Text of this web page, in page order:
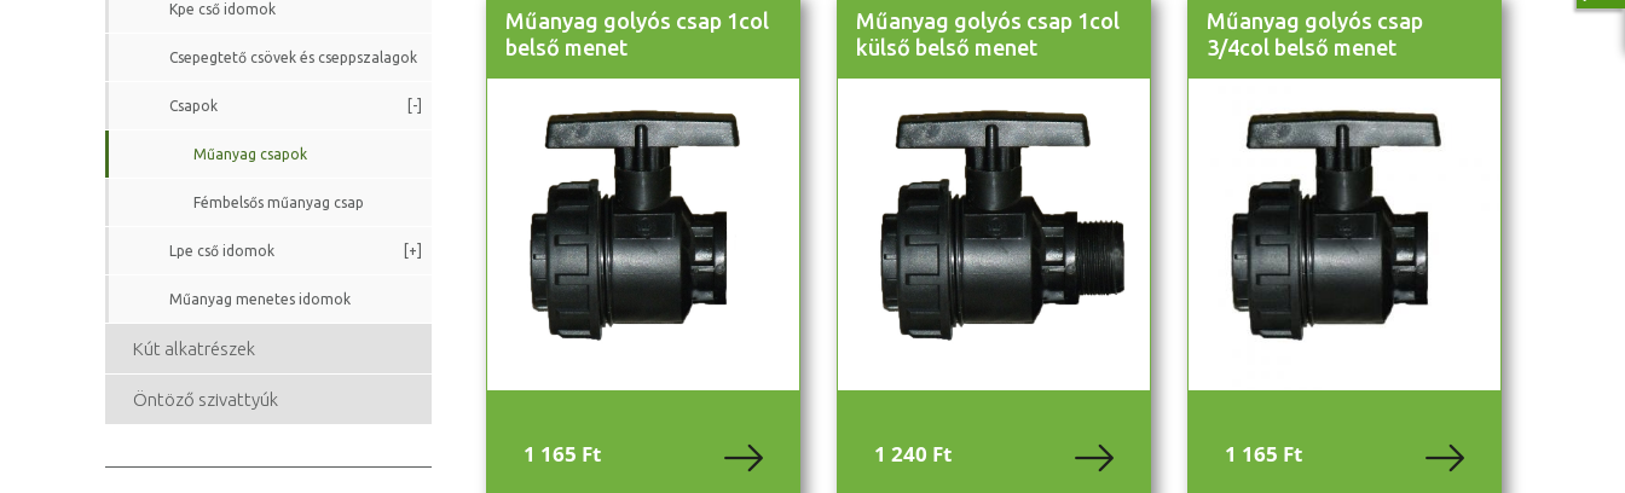
Kpe cső idomok
Csepegtető csövek és cseppszalagok
Csapok [-]
Műanyag csapok
Fémbelsős műanyag csap
Lpe cső idomok [+]
Műanyag menetes idomok
Kút alkatrészek
Öntöző szivattyúk
Műanyag golyós csap 1col
belső menet
1 165 Ft
Műanyag golyós csap 1col
külső belső menet
1 240 Ft
Műanyag golyós csap
3/4col belső menet
1 165 Ft